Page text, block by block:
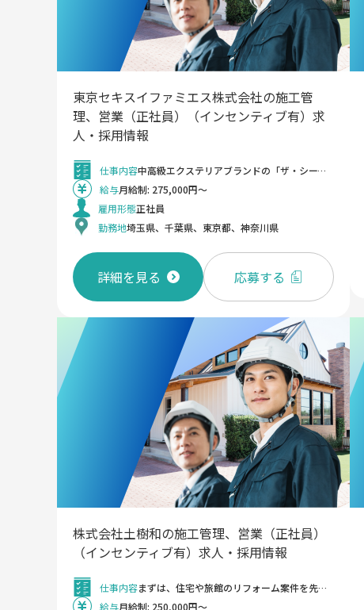
東京セキスイファミエス株式会社の施工管
理、営業（正社員）（インセンティブ有）求
人・採用情報
仕事内容
中高級エクステリアブランドの「ザ・シーズン」でエクステリア（外構）営業および施工管理をご担当いただきます。 素敵でモダンな外構と庭の設計施工を取り扱っており、業界デザイン力NO1ブランドを目指し、数多くのエクステリアコンテストに入賞・実績を重ねて参りました。 時代の移り変わりを反映し、エクステリアの重要性がますます高まっています。 ＜変更の範囲＞ 会社の定める業務
給与月給制: 275,000円～
雇用形態正社員
勤務地埼玉県、千葉県、東京都、神奈川県
詳細を見る 応募する
株式会社土樹和の施工管理、営業（正社員）
（インセンティブ有）求人・採用情報
仕事内容
まずは、住宅や旅館のリフォーム案件を先輩社員と一緒に担当します。 その後、クリニック・店舗などの商業施設を幅広くお任せします！ ■打合せ同席 問い合わせやご依頼のあったお客様と、打ち合わせをします。 要望や予算などを伺い、それぞれに合った提案を行います。 打合せ内容の記録や提案資料の作成をお手伝いしてもらいます。 ■現場管理・現場対応 工事のスケジュールを立てて、管理を行います。 職人さんや業者さんの進捗を管理してスケジュール通りに 工事が進むようにしていきます。 実際に現場にいき進捗状況の確認や現場の整理整頓などをしてもらいます。 ■引き渡し 一貫して担当をするため、喜びはひとしおです。 《 工事案件の一例 》 ・住宅 ∟主に内装工事や水回り工事を担当していただきます（施工期間は1日～3ヶ月程度） ・旅館 ∟主に客室の改修工事や共用部の改修工事を担当していただきます（施工期間は3ヶ月～6ヶ月程度） ＜変更の範囲＞ なし
給与月給制: 250,000円～